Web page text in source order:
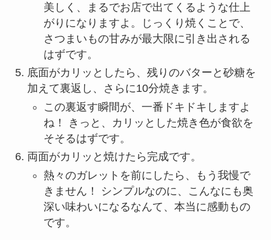
美しく、まるでお店で出てくるような仕上
がりになりますよ。じっくり焼くことで、
さつまいもの甘みが最大限に引き出される
はずです。
底面がカリッとしたら、残りのバターと砂糖を
加えて裏返し、さらに10分焼きます。
この裏返す瞬間が、一番ドキドキしますよ
ね！ きっと、カリッとした焼き色が食欲を
そそるはずです。
両面がカリッと焼けたら完成です。
熱々のガレットを前にしたら、もう我慢で
きません！ シンプルなのに、こんなにも奥
深い味わいになるなんて、本当に感動もの
です。